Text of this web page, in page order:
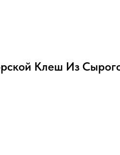
Клеш Из